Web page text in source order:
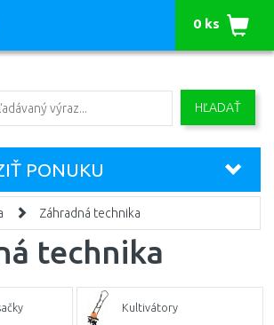
HĽADAŤ
0 ks
PONUKU
Záhradná technika
technika
Kultivátory